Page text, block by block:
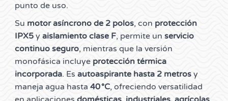
punto de uso.
Su motor asíncrono de 2 polos, con protección
IPX5 y aislamiento clase F, permite un servicio
continuo seguro, mientras que la versión
monofásica incluye protección térmica
incorporada. Es autoaspirante hasta 2 metros y
maneja agua hasta 40 °C, ofreciendo versatilidad